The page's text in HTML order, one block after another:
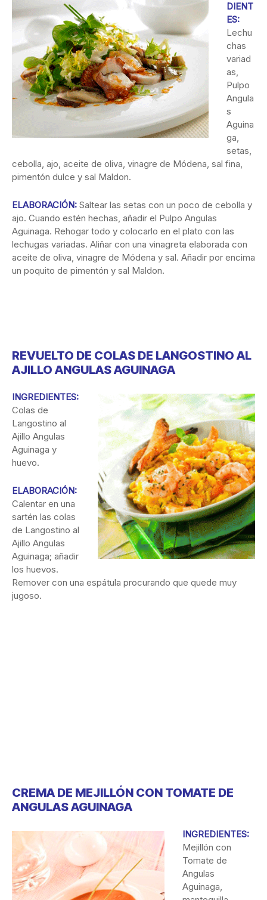
DIENT
ES:
Lechu
chas
variad
as,
Pulpo
Angula
s
Aguina
ga,
setas,
cebolla, ajo, aceite de oliva, vinagre de Módena, sal fina,
pimentón dulce y sal Maldon.
ELABORACIÓN: Saltear las setas con un poco de cebolla y
ajo. Cuando estén hechas, añadir el Pulpo Angulas
Aguinaga. Rehogar todo y colocarlo en el plato con las
lechugas variadas. Aliñar con una vinagreta elaborada con
aceite de oliva, vinagre de Módena y sal. Añadir por encima
un poquito de pimentón y sal Maldon.
REVUELTO DE COLAS DE LANGOSTINO AL
AJILLO ANGULAS AGUINAGA
INGREDIENTES:
Colas de
Langostino al
Ajillo Angulas
Aguinaga y
huevo.
ELABORACIÓN:
Calentar en una
sartén las colas
de Langostino al
Ajillo Angulas
Aguinaga; añadir
los huevos.
Remover con una espátula procurando que quede muy
jugoso.
CREMA DE MEJILLÓN CON TOMATE DE
ANGULAS AGUINAGA
INGREDIENTES:
Mejillón con
Tomate de
Angulas
Aguinaga,